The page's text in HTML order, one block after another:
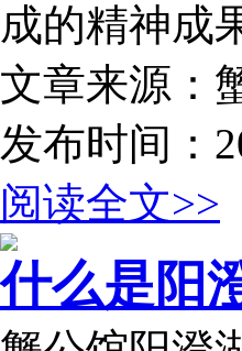
成的精神
文章来源：
发布时间：
阅读全文>>
什么是阳